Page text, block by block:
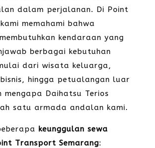
dalam perjalanan. Di Point
memahami bahwa
kendaraan yang
berbagai kebutuhan
dari wisata keluarga,
hingga petualangan luar
Daihatsu Terios
satu armada andalan kami.
keunggulan sewa
Transport Semarang: